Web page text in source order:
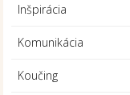
Inšpirácia
Komunikácia
Koučing